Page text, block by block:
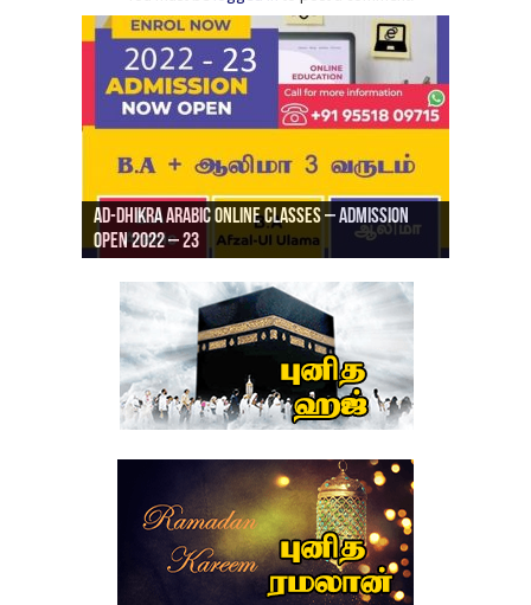
Ad-Dhikra Arabic Online Classes – Admission
Open 2022 – 23
Ad-Dhikra Arabic Online Classes – BA Arabic
AD DHIKRA ARABIC COLLEGE ADMISSION
ரியாத் ஜும்ஆ தமிழாக்கம், Jamia Al Hajiri
Masjid (Kuwait Masjid), Malaz, Riyadh